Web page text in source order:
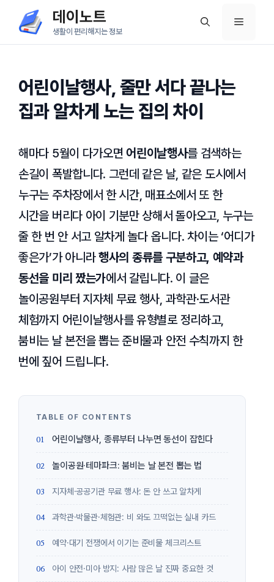
츠
데이노트
생활이 편리해지는 정보
메
어린이날행사, 줄만 서다 끝나는
집과 알차게 노는 집의 차이
해마다 5월이 다가오면어린이날행사를 검색하는
손길이 폭발합니다. 그런데 같은 날, 같은 도시에서
누구는 주차장에서 한 시간, 매표소에서 또 한
시간을 버리다 아이 기분만 상해서 돌아오고, 누구는
줄 한 번 안 서고 알차게 놀다 옵니다. 차이는 ‘어디가
좋은가’가 아니라행사의 종류를 구분하고, 예약과
동선을 미리 짰는가에서 갈립니다. 이 글은
놀이공원부터 지자체 무료 행사, 과학관·도서관
체험까지 어린이날행사를 유형별로 정리하고,
붐비는 날 본전을 뽑는 준비물과 안전 수칙까지 한
번에 짚어 드립니다.
어린이날행사, 종류부터 나누면 동선이 잡힌다
놀이공원·테마파크: 붐비는 날 본전 뽑는 법
지자체·공공기관 무료 행사: 돈 안 쓰고 알차게
과학관·박물관·체험관: 비 와도 끄떡없는 실내 카드
예약·대기 전쟁에서 이기는 준비물 체크리스트
아이 안전·미아 방지: 사람 많은 날 진짜 중요한 것